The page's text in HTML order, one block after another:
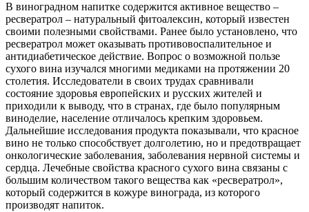
В виноградном напитке содержится активное вещество –
ресвератрол – натуральный фитоалексин, который известен
своими полезными свойствами. Ранее было установлено, что
ресвератрол может оказывать противовоспалительное и
антидиабетическое действие. Вопрос о возможной пользе
сухого вина изучался многими медиками на протяжении 20
столетия. Исследователи в своих трудах сравнивали
состояние здоровья европейских и русских жителей и
приходили к выводу, что в странах, где было популярным
виноделие, население отличалось крепким здоровьем.
Дальнейшие исследования продукта показывали, что красное
вино не только способствует долголетию, но и предотвращает
онкологические заболевания, заболевания нервной системы и
сердца. Лечебные свойства красного сухого вина связаны с
большим количеством такого вещества как «ресвератрол»,
который содержится в кожуре винограда, из которого
производят напиток.